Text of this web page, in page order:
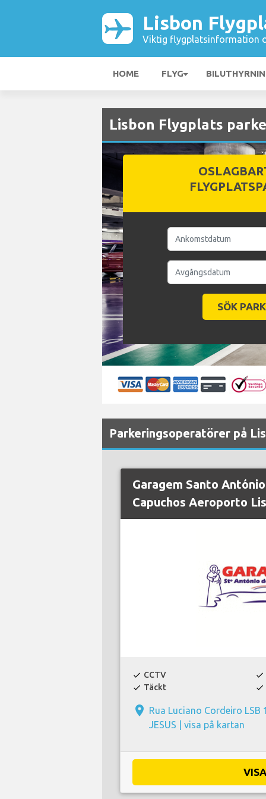
Lisbon
Viktig flygplatsinformation
HOME FLYG
Lisbon Flygplats
Parkeringsoperatörer på
Garagem Santo
Capuchos Aeroporto
check CCTV check
check Täckt check
place Rua Luciano Cordeiro LSB
JESUS | visa på kartan
VISA